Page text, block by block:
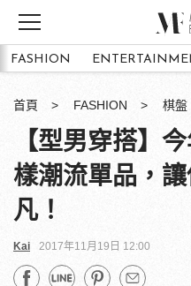
FASHION
首頁 FASHION 棋盤
【型男穿搭】
樣潮流單品，
凡！
Kai 2017年11月19日 12:00